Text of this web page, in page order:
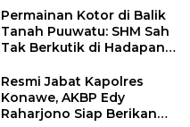
Permainan Kotor di Balik
Tanah Puuwatu: SHM Sah
Tak Berkutik di Hadapan
Resmi Jabat Kapolres
Konawe, AKBP Edy
Raharjono Siap Berikan